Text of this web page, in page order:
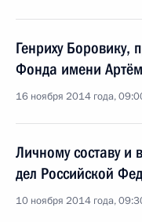
Генриху Боровику,
Фонда имени
16 ноября 2014 года,
Личному составу и
дел Российской
10 ноября 2014 года,